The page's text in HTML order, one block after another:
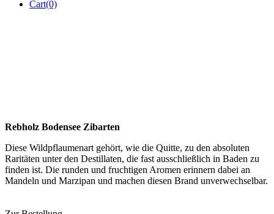
Cart(0)
Rebholz Bodensee Zibarten
Diese Wildpflaumenart gehört, wie die Quitte, zu den absoluten
Raritäten unter den Destillaten, die fast ausschließlich in Baden zu
finden ist. Die runden und fruchtigen Aromen erinnern dabei an
Mandeln und Marzipan und machen diesen Brand unverwechselbar.